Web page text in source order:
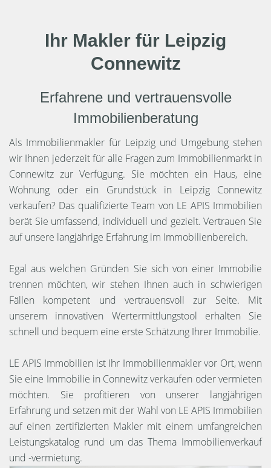
Ihr Makler für Leipzig
Connewitz
Erfahrene und vertrauensvolle
Immobilienberatung
Als Immobilienmakler für Leipzig und Umgebung stehen
wir Ihnen jederzeit für alle Fragen zum Immobilienmarkt in
Connewitz zur Verfügung. Sie möchten ein Haus, eine
Wohnung oder ein Grundstück in Leipzig Connewitz
verkaufen? Das qualifizierte Team von LE APIS Immobilien
berät Sie umfassend, individuell und gezielt. Vertrauen Sie
auf unsere langjährige Erfahrung im Immobilienbereich.
Egal aus welchen Gründen Sie sich von einer Immobilie
trennen möchten, wir stehen Ihnen auch in schwierigen
Fällen kompetent und vertrauensvoll zur Seite. Mit
unserem innovativen Wertermittlungstool erhalten Sie
schnell und bequem eine erste Schätzung Ihrer Immobilie.
LE APIS Immobilien ist Ihr Immobilienmakler vor Ort, wenn
Sie eine Immobilie in Connewitz verkaufen oder vermieten
möchten. Sie profitieren von unserer langjährigen
Erfahrung und setzen mit der Wahl von LE APIS Immobilien
auf einen zertifizierten Makler mit einem umfangreichen
Leistungskatalog rund um das Thema Immobilienverkauf
und -vermietung.